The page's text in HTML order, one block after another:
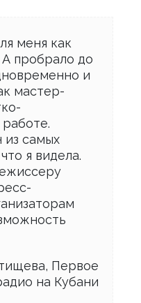
меня как
А пробрало до
и
мастер-
из самых
я видела.
Первое
на Кубани